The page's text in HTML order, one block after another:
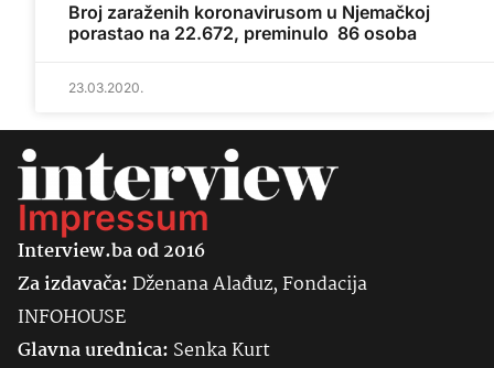
Broj zaraženih koronavirusom u Njemačkoj
porastao na 22.672, preminulo 86 osoba
23.03.2020.
Impressum
Interview.ba od 2016
Za izdavača:Dženana Alađuz, Fondacija
INFOHOUSE
Glavna urednica: SenkaKurt